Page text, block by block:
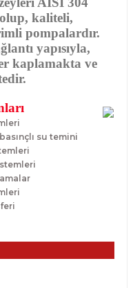
kaliteli,
pompalardır.
yapısıyla,
kaplamakta ve
su temini